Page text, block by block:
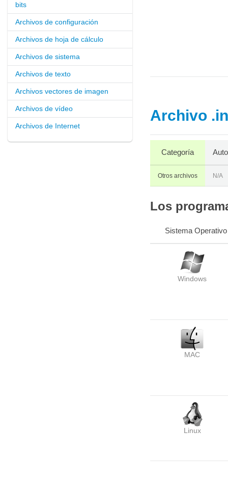
bits
Archivos de configuración
Archivos de hoja de cálculo
Archivos de sistema
Archivos de texto
Archivos vectores de imagen
Archivos de vídeo
Archivos de Internet
Archivo
Categoría
Otros archivos N/A
Los
Sistema Operativo
Windows
MAC
Linux